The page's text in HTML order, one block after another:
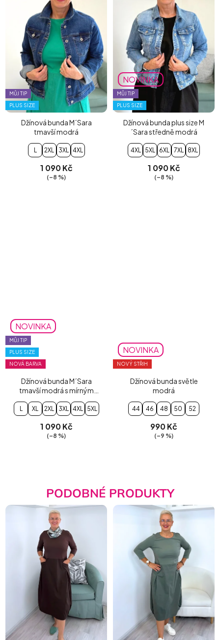
MŮJ TIP
PLUS SIZE
Džínová bunda M´Sara
tmavší modrá
L 2XL 3XL 4XL
1 090 Kč
(–8 %)
NOVINKA
MŮJ TIP
PLUS SIZE
Džínová bunda plus size M
´Sara středně modrá
4XL 5XL 6XL 7XL 8XL
1 090 Kč
(–8 %)
NOVINKA
MŮJ TIP
PLUS SIZE
NOVÁ BARVA
Džínová bunda M´Sara
tmavší modrá s mírným
šisováním
XL 2XL 3XL 4XL 5XL
1 090 Kč
(–8 %)
NOVINKA
NOVÝ STŘIH
Džínová bunda světle
modrá
44 46 48 50 52
990 Kč
(–9 %)
PODOBNÉ PRODUKTY